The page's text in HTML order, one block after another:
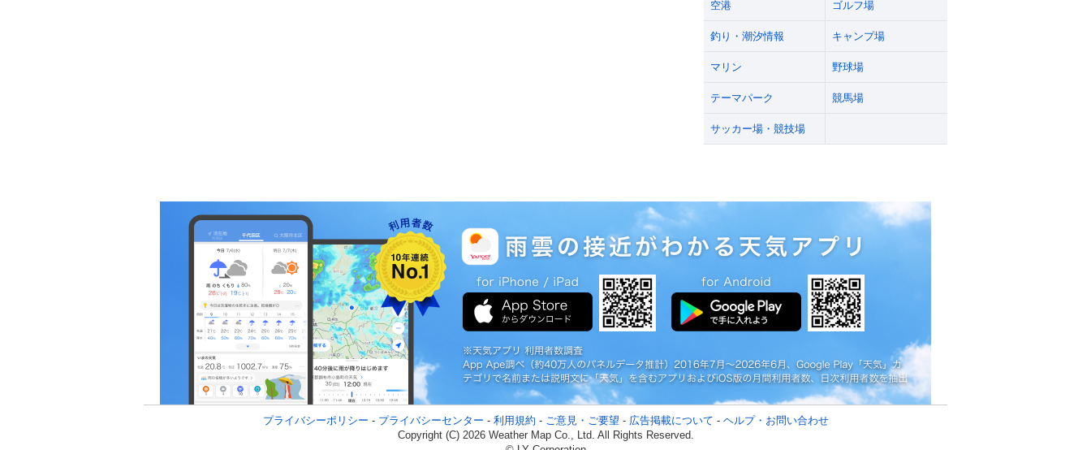
空港 ゴルフ場
釣り・潮汐情報 キャンプ場
マリン 野球場
テーマパーク 競馬場
サッカー場・競技場
プライバシーポリシー - プライバシーセンター - 利用規約 - ご意見・ご要望 - 広告掲載について - ヘルプ・お問い合わせ
Copyright (C) 2026 Weather Map Co., Ltd. All Rights Reserved.